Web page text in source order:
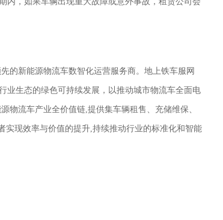
先的新能源物流车数智化运营服务商。地上铁车服网
业生态的绿色可持续发展，以推动城市物流车全面电
源物流车产业全价值链,提供集车辆租售、充储维保、
实现效率与价值的提升,持续推动行业的标准化和智能